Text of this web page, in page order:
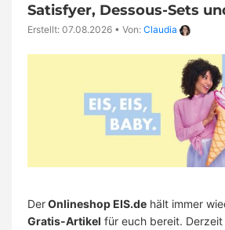
Satisfyer, Dessous-Sets
Erstellt: 07.08.2026 • Von: Claudia
DerOnlineshop EIS.de hält immer
Gratis-Artikel für euch bereit.